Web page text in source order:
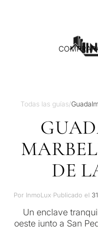
COMPRAR
Todas las guías/
DE
Por InmoLux·Publicado el
Un enclave
oeste junto a San